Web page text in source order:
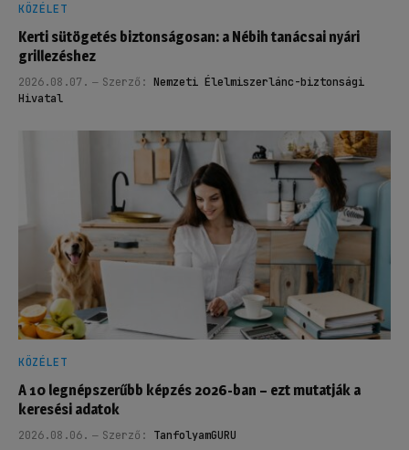
KÖZÉLET
Kerti sütögetés biztonságosan: a Nébih tanácsai nyári
grillezéshez
2026.08.07. Szerző: Nemzeti Élelmiszerlánc-biztonsági
Hivatal
KÖZÉLET
A 10 legnépszerűbb képzés 2026-ban – ezt mutatják a
keresési adatok
2026.08.06. Szerző: TanfolyamGURU